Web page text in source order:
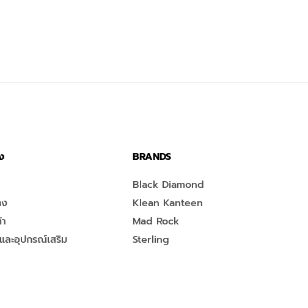
ละอุปกรณ์เสริม
BRANDS
Black Diamond
Klean Kanteen
Mad Rock
Sterling